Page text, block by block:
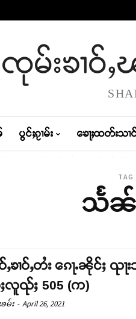
ၸုမ်းၶၢဝ်ႇ
ပွင်ႈၵႂၢမ်း ၶေႃႈထတ်းသၢ
TAG
သႅၼ်
ၶၢဝ်ႇတႆး ၵေႃႉၼိုင်ႈ ၺ
လူၺ်ႈ 505 (က)
မ်း - April 26, 2021